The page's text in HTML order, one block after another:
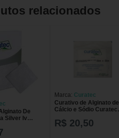
relacionados
De
Silver Iv
Marca: Curatec
Curativo de Alginato de
Cálcio e Sódio Curatec
R$ 20,50